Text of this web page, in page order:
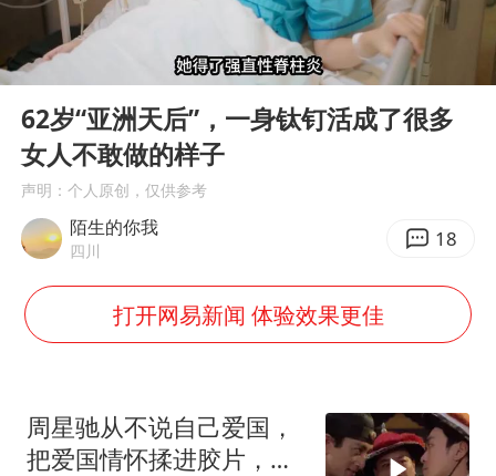
购飞机票7分钟后退票被扣2022元
白海豚将正面袭击贯穿浙江
酒店回应车内过夜被收150元
杭州全市有序停课
夏日经济乘“热”而上 消费市场向“新”而行
36岁男演员成景区NPC后人气爆棚
新疆优化调整景区内自驾服务费
宇树王兴兴被问了360多个问题
乐享全民健身 共筑健康中国
Play
00:00 07:04
62岁“亚洲天后”，一身钛钉活成了很多
女人不敢做的样子
声明：个人原创，仅供参考
陌生的你我
四川 18
打开网易新闻 体验效果更佳
周星驰从不说自己爱国，
把爱国情怀揉进胶片，用